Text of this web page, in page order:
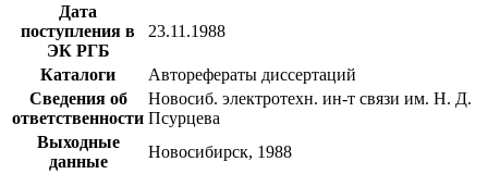
Дата
поступления в
ЭК РГБ
23.11.1988
Каталоги
Авторефераты диссертаций
Сведения об
ответственности
Новосиб. электротехн. ин-т связи им. Н. Д.
Псурцева
Выходные
данные
Новосибирск, 1988